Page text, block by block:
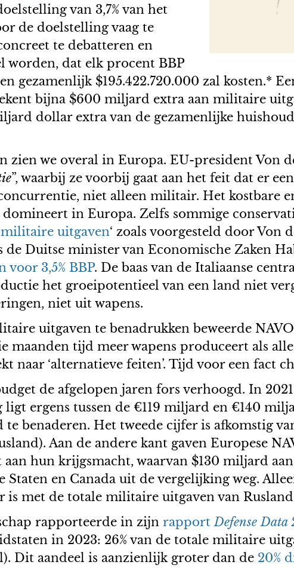
van 3,7% van het
de doelstelling vaag te
te debatteren en
worden, dat elk procent BBP
gezamenlijk $195.422.720.000 zal kosten.*
bijna $600 miljard extra aan militaire
dollar extra van de gezamenlijke
zien we overal in Europa. EU-president Von
”, waarbij ze voorbij gaat aan het feit dat er
niet alleen militair. Het kostbare
domineert in Europa. Zelfs sommige
uitgaven‘ zoals voorgesteld door Von
de Duitse minister van Economische Zaken
voor 3,5% BBP. De baas van de Italiaanse
het groeipotentieel van een land niet
niet uit wapens.
uitgaven te benadrukken beweerde
maanden tijd meer wapens produceert als
naar ‘alternatieve feiten’. Tijd voor een fact
de afgelopen jaren fors verhoogd. In
ergens tussen de €119 miljard en €140
benaderen. Het tweede cijfer is afkomstig
Aan de andere kant gaven Europese
hun krijgsmacht, waarvan $130 miljard
Staten en Canada uit de vergelijking weg.
is met de totale militaire uitgaven van
rapporteerde in zijn rapportDefense
in 2023: 26% van de totale militaire
Dit aandeel is aanzienlijk groter dan de 20%